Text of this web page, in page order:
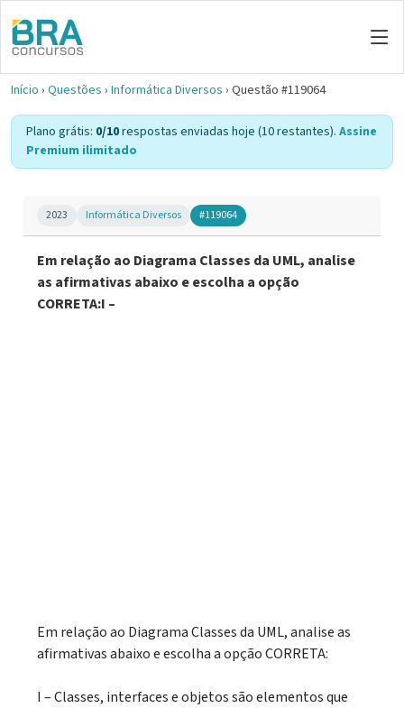
Início › Questões › Informática Diversos › Questão #119064
Plano grátis: 0/10respostas enviadas hoje (10 restantes). Assine
Premium ilimitado
2023 Informática Diversos #119064
Em relação ao Diagrama Classes da UML, analise
as afirmativas abaixo e escolha a opção
CORRETA:I –
Em relação ao Diagrama Classes da UML, analise as
afirmativas abaixo e escolha a opção CORRETA:
I – Classes, interfaces e objetos são elementos que